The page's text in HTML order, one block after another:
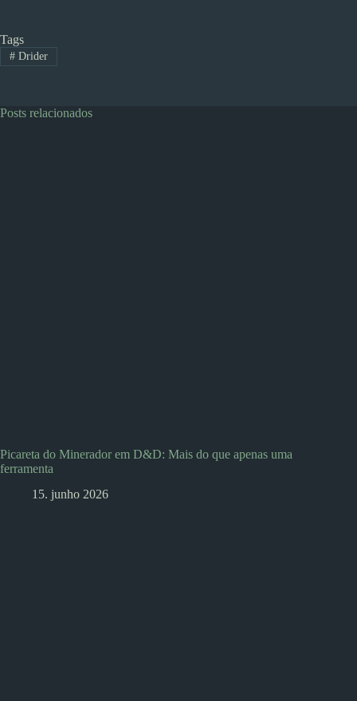
Tags
#Drider
Posts relacionados
Picareta do Minerador em D&D: Mais do que apenas uma
ferramenta
15. junho 2026